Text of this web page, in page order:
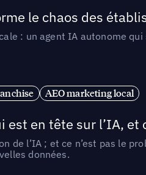
le chaos des
: un agent IA autonome
AEO marketing local
en tête sur l’IA, et
de l’IA ; et ce n’est pas le
données.